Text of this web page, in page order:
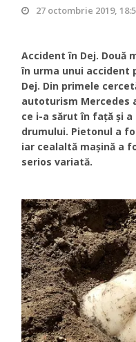
27 octombrie 2019,
Accident în Dej. Două
în urma unui accident
Dej. Din primele
autoturism Mercedes
ce i-a sărut în față şi
drumului. Pietonul a
iar cealaltă maşină a
serios variată.